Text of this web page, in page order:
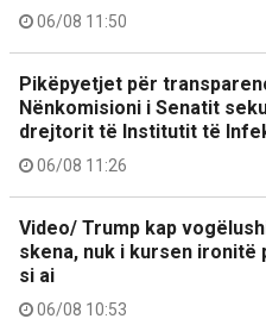
06/08 11:50
Pikëpyetjet për
Nënkomisioni i Senatit
drejtorit të Institutit të
06/08 11:26
Video/ Trump kap
skena, nuk i kursen ironitë
si ai
06/08 10:53